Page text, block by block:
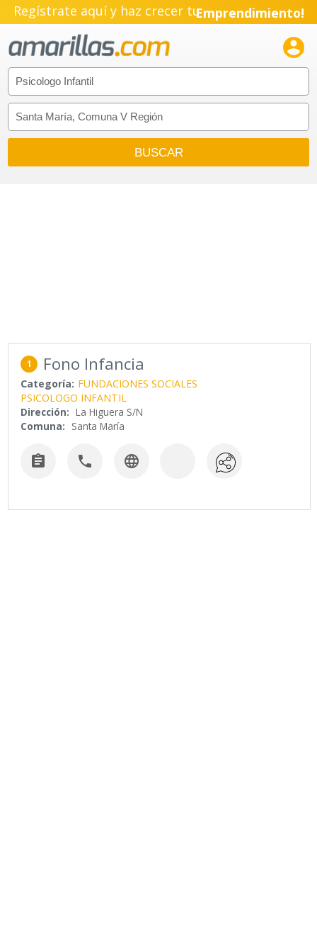
Regístrate aquí y haz crecer tuEmprendimiento!

1 Fono Infancia
Categoría: FUNDACIONES SOCIALES
PSICOLOGO INFANTIL
Dirección: La Higuera S/N
Comuna: Santa María
  